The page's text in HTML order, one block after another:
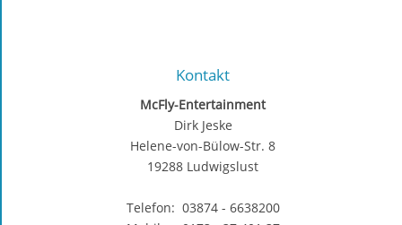
Kontakt
McFly-Entertainment
Dirk Jeske
Helene-von-Bülow-Str. 8
19288 Ludwigslust
Telefon: 03874 - 6638200